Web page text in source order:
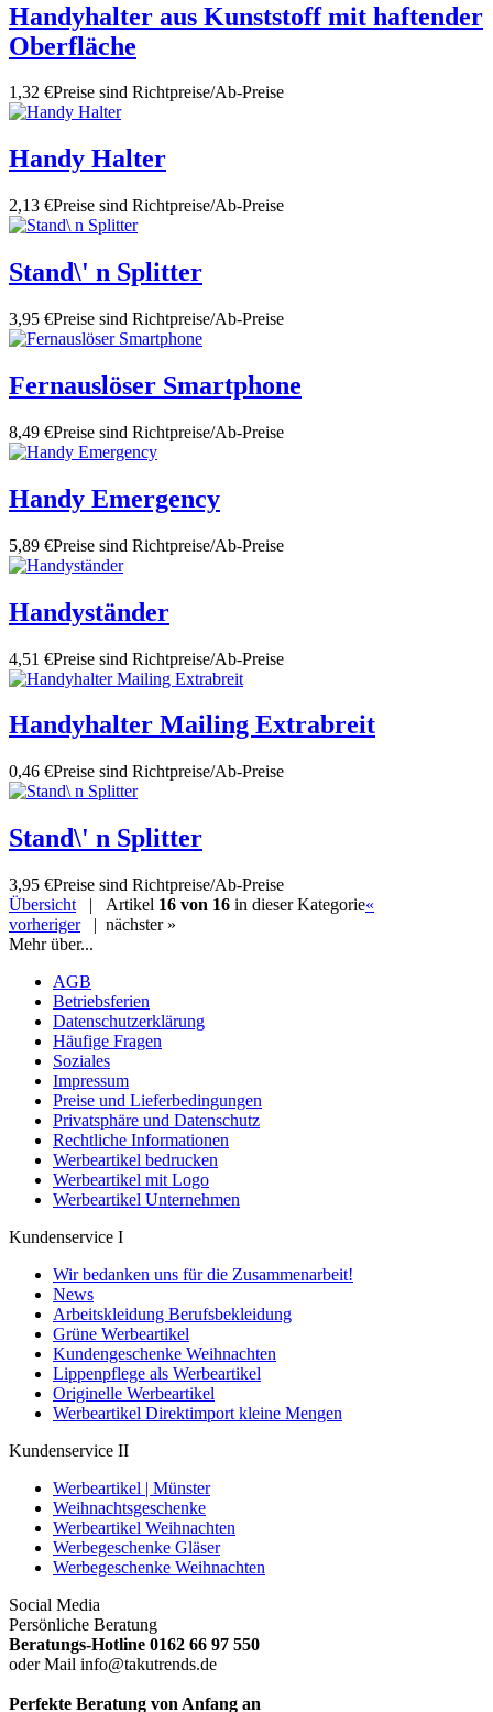
Handyhalter aus Kunststoff mit haftender
Oberfläche
1,32 €Preise sind Richtpreise/Ab-Preise
Handy Halter
2,13 €Preise sind Richtpreise/Ab-Preise
Stand\' n Splitter
3,95 €Preise sind Richtpreise/Ab-Preise
Fernauslöser Smartphone
8,49 €Preise sind Richtpreise/Ab-Preise
Handy Emergency
5,89 €Preise sind Richtpreise/Ab-Preise
Handyständer
4,51 €Preise sind Richtpreise/Ab-Preise
Handyhalter Mailing Extrabreit
0,46 €Preise sind Richtpreise/Ab-Preise
Stand\' n Splitter
3,95 €Preise sind Richtpreise/Ab-Preise
Übersicht | Artikel 16 von 16 in dieser Kategorie«
vorheriger| nächster »
Mehr über...
AGB
Betriebsferien
Datenschutzerklärung
Häufige Fragen
Soziales
Impressum
Preise und Lieferbedingungen
Privatsphäre und Datenschutz
Rechtliche Informationen
Werbeartikel bedrucken
Werbeartikel mit Logo
Werbeartikel Unternehmen
Kundenservice I
Wir bedanken uns für die Zusammenarbeit!
News
Arbeitskleidung Berufsbekleidung
Grüne Werbeartikel
Kundengeschenke Weihnachten
Lippenpflege als Werbeartikel
Originelle Werbeartikel
Werbeartikel Direktimport kleine Mengen
Kundenservice II
Werbeartikel | Münster
Weihnachtsgeschenke
Werbeartikel Weihnachten
Werbegeschenke Gläser
Werbegeschenke Weihnachten
Social Media
Persönliche Beratung
Beratungs-Hotline 0162 66 97 550
oder Mail info@takutrends.de
Perfekte Beratung von Anfang an